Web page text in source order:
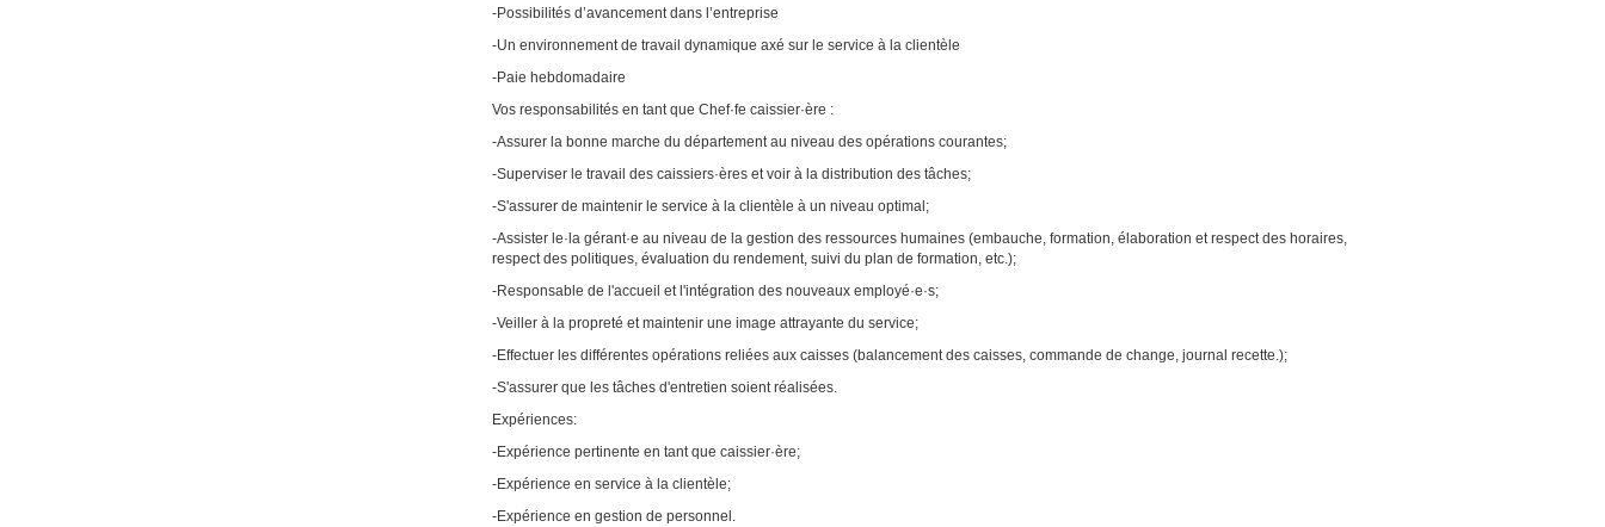
-Possibilités d’avancement dans l’entreprise
-Un environnement de travail dynamique axé sur le service à la clientèle
-Paie hebdomadaire
Vos responsabilités en tant que Chef·fe caissier·ère :
-Assurer la bonne marche du département au niveau des opérations courantes;
-Superviser le travail des caissiers·ères et voir à la distribution des tâches;
-S'assurer de maintenir le service à la clientèle à un niveau optimal;
-Assister le·la gérant·e au niveau de la gestion des ressources humaines (embauche, formation, élaboration et respect des horaires,
respect des politiques, évaluation du rendement, suivi du plan de formation, etc.);
-Responsable de l'accueil et l'intégration des nouveaux employé·e·s;
-Veiller à la propreté et maintenir une image attrayante du service;
-Effectuer les différentes opérations reliées aux caisses (balancement des caisses, commande de change, journal recette.);
-S'assurer que les tâches d'entretien soient réalisées.
Expériences:
-Expérience pertinente en tant que caissier·ère;
-Expérience en service à la clientèle;
-Expérience en gestion de personnel.